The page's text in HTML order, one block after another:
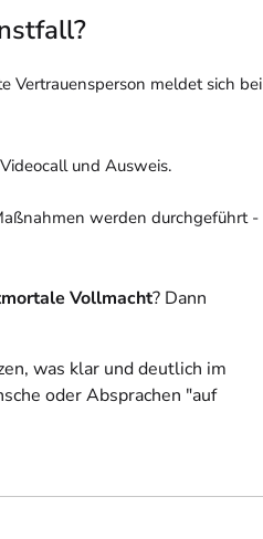
Vertrauensperson meldet sich bei
und Ausweis.
werden durchgeführt -
Vollmacht? Dann
was klar und deutlich im
oder Absprachen "auf